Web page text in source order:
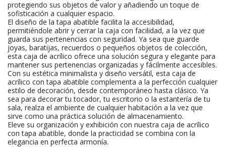
protegiendo sus objetos de valor y añadiendo un toque de
sofisticación a cualquier espacio.
El diseño de la tapa abatible facilita la accesibilidad,
permitiéndole abrir y cerrar la caja con facilidad, a la vez que
guarda sus pertenencias con seguridad. Ya sea que guarde
joyas, baratijas, recuerdos o pequeños objetos de colección,
esta caja de acrílico ofrece una solución segura y elegante para
mantener sus pertenencias organizadas y fácilmente accesibles.
Con su estética minimalista y diseño versátil, esta caja de
acrílico con tapa abatible complementa a la perfección cualquier
estilo de decoración, desde contemporáneo hasta clásico. Ya
sea para decorar tu tocador, tu escritorio o la estantería de tu
sala, realza el ambiente de cualquier habitación a la vez que
sirve como una práctica solución de almacenamiento.
Eleve su organización y exhibición con nuestra caja de acrílico
con tapa abatible, donde la practicidad se combina con la
elegancia en perfecta armonía.